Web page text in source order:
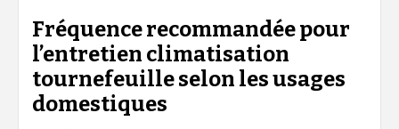
Fréquence recommandée pour
l’entretien climatisation
tournefeuille selon les usages
domestiques